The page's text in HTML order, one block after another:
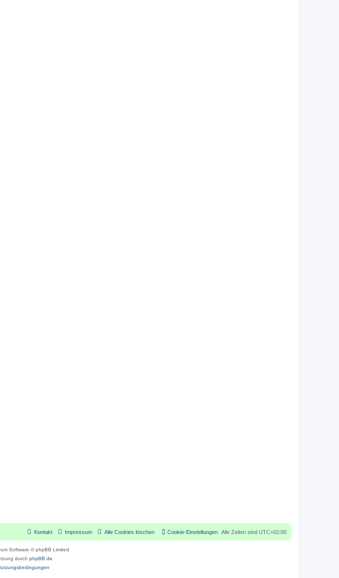
Alle Zeiten sind UTC+02:00
Cookie-Einstellungen
Alle Cookies löschen
Impressum
Kontakt
Software © phpBB Limited
durch phpBB.de